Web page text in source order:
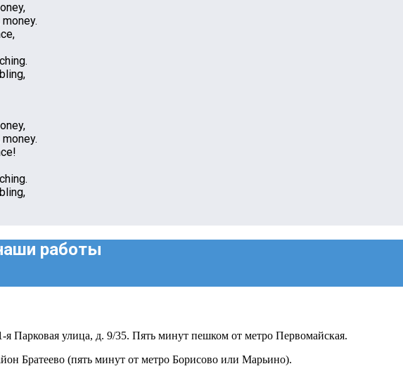
работы
я Парковая улица, д. 9/35. Пять минут пешком от метро Первомайская.
Братеево (пять минут от метро Борисово или Марьино).